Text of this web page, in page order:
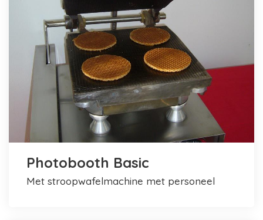
Photobooth Basic
met stroopwafelmachine met personeel